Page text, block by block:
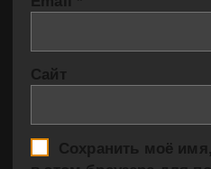
Сайт
Сохранить моё